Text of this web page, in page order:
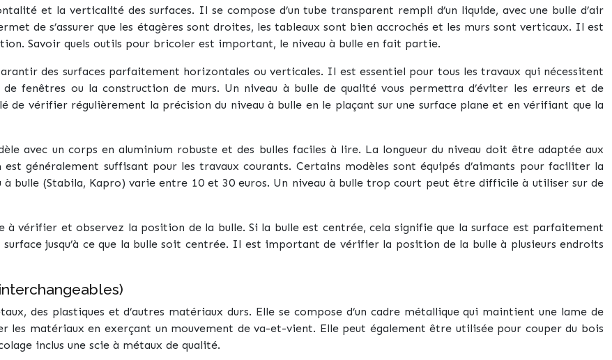
et la verticalité des surfaces. Il se compose d’un tube transparent rempli d’un liquide, avec une bulle d’air
de s’assurer que les étagères sont droites, les tableaux sont bien accrochés et les murs sont verticaux. Il est
Savoir quels outils pour bricoler est important, le niveau à bulle en fait partie.
des surfaces parfaitement horizontales ou verticales. Il est essentiel pour tous les travaux qui nécessitent
fenêtres ou la construction de murs. Un niveau à bulle de qualité vous permettra d’éviter les erreurs et de
vérifier régulièrement la précision du niveau à bulle en le plaçant sur une surface plane et en vérifiant que la
avec un corps en aluminium robuste et des bulles faciles à lire. La longueur du niveau doit être adaptée aux
généralement suffisant pour les travaux courants. Certains modèles sont équipés d’aimants pour faciliter la
à bulle (Stabila, Kapro) varie entre 10 et 30 euros. Un niveau à bulle trop court peut être difficile à utiliser sur de
à vérifier et observez la position de la bulle. Si la bulle est centrée, cela signifie que la surface est parfaitement
jusqu’à ce que la bulle soit centrée. Il est important de vérifier la position de la bulle à plusieurs endroits
des plastiques et d’autres matériaux durs. Elle se compose d’un cadre métallique qui maintient une lame de
les matériaux en exerçant un mouvement de va-et-vient. Elle peut également être utilisée pour couper du bois
inclus une scie à métaux de qualité.